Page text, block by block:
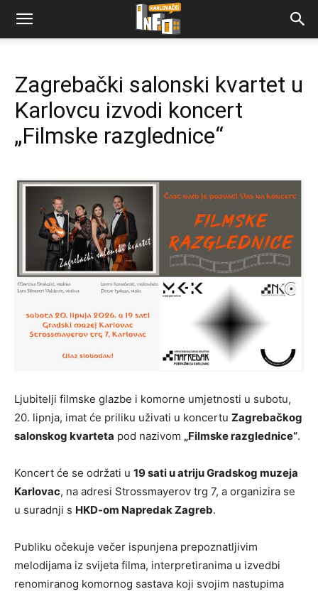
Zagrebački salonski kvartet u
Karlovcu izvodi koncert
„Filmske razglednice“
Ljubitelji filmske glazbe i komorne umjetnosti u subotu,
20. lipnja, imat će priliku uživati u koncertu Zagrebačkog
salonskog kvarteta pod nazivom „Filmske razglednice“.
Koncert će se održati u 19 sati u atriju Gradskog muzeja
Karlovac, na adresi Strossmayerov trg 7, a organizira se
u suradnji s HKD-om Napredak Zagreb.
Publiku očekuje večer ispunjena prepoznatljivim
melodijama iz svijeta filma, interpretiranima u izvedbi
renomiranog komornog sastava koji svojim nastupima